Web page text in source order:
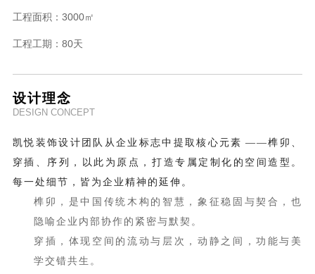
工程面积： 3000㎡
工程工期： 80天
设计理念
DESIGN CONCEPT
凯悦装饰设计团队从企业标志中提取核心元素 ——榫卯、
穿插、序列，以此为原点，打造专属定制化的空间造型。
每一处细节，皆为企业精神的延伸。
榫卯，是中国传统木构的智慧，象征稳固与契合，也
隐喻企业内部协作的紧密与默契。
穿插，体现空间的流动与层次，动静之间，功能与美
学交错共生。